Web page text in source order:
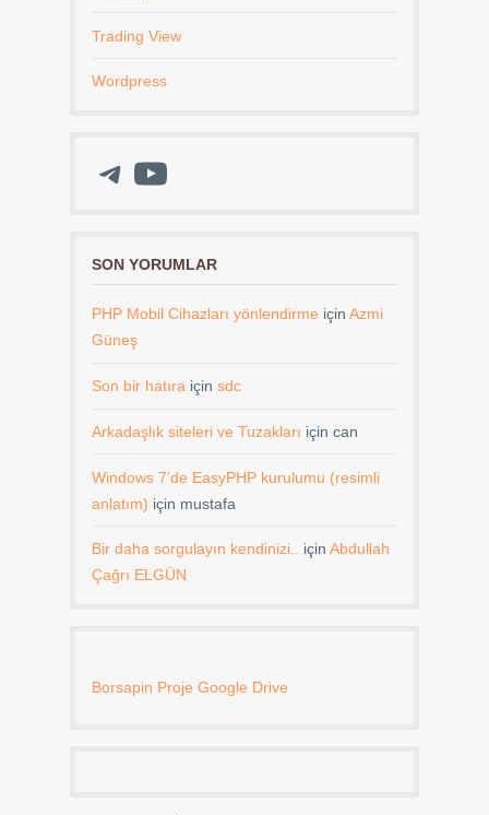
Trading View
Wordpress
Telegram
YouTube
SON YORUMLAR
PHP Mobil Cihazları yönlendirme için Azmi
Güneş
Son bir hatıra için sdc
Arkadaşlık siteleri ve Tuzakları için can
Windows 7’de EasyPHP kurulumu (resimli
anlatım) için mustafa
Bir daha sorgulayın kendinizi.. için Abdullah
Çağrı ELGÜN
Borsapin Proje Google Drive